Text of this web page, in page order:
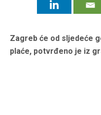
Zagreb će od sljedeće
plaće, potvrđeno je iz